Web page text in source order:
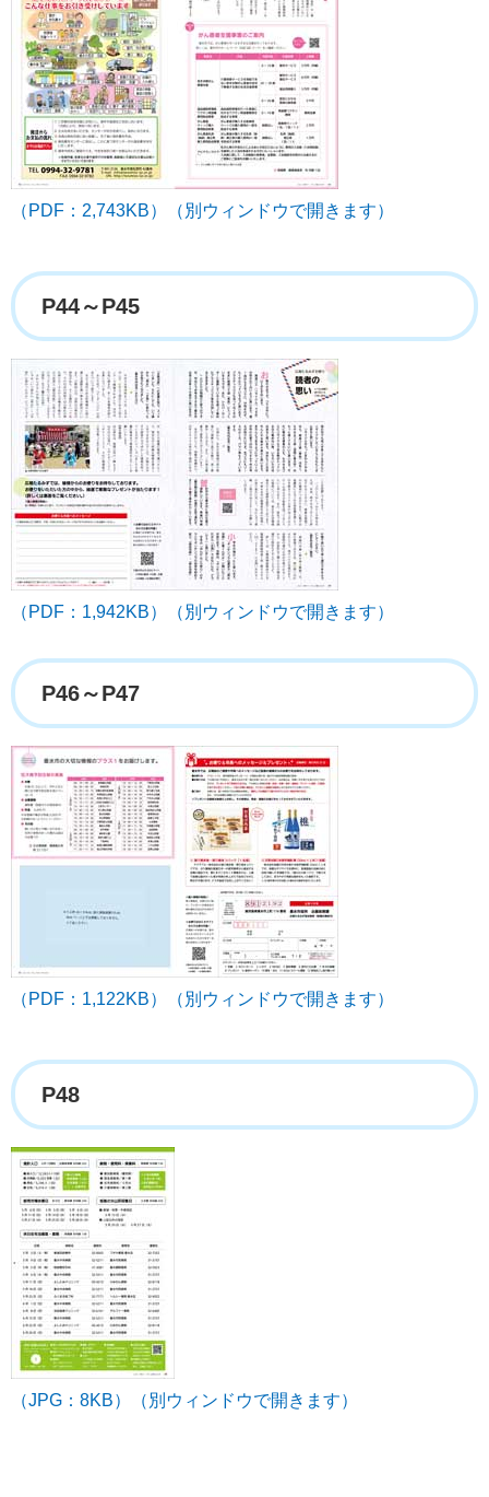
（PDF：2,743KB）（別ウィンドウで開きます）
P44～P45
（PDF：1,942KB）（別ウィンドウで開きます）
P46～P47
（PDF：1,122KB）（別ウィンドウで開きます）
P48
（JPG：8KB）（別ウィンドウで開きます）